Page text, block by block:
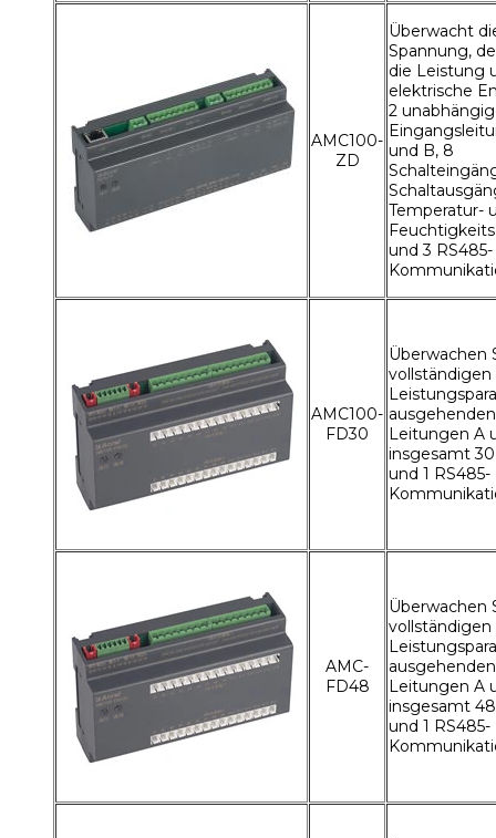
AMC100-
ZD
Überwacht
Spannung,
die Leistung
elektrische
2
und B, 8
Temperatur-
und 3 RS485-
AMC100-
FD30
Überwachen
vollständigen
Leitungen A
insgesamt
und 1 RS485-
AMC-
FD48
Überwachen
vollständigen
Leitungen A
insgesamt
und 1 RS485-